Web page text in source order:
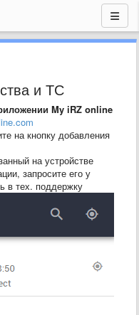
и ТС
My iRZ online
на кнопку добавления
на устройстве
запросите его у
в тех. поддержку